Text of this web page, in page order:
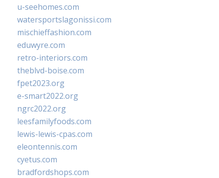
u-seehomes.com
watersportslagonissi.com
mischieffashion.com
eduwyre.com
retro-interiors.com
theblvd-boise.com
fpet2023.org
e-smart2022.org
ngrc2022.org
leesfamilyfoods.com
lewis-lewis-cpas.com
eleontennis.com
cyetus.com
bradfordshops.com